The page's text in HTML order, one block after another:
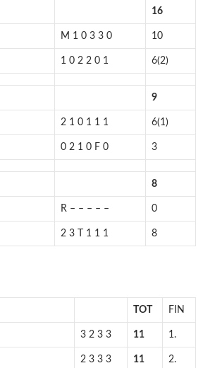
16
M 1 0 3 3 0 10
1 0 2 2 0 1 6(2)
9
2 1 0 1 1 1 6(1)
0 2 1 0 F 0 3
8
R – – – – – 0
2 3 T 1 1 1 8
TOT FIN
3 2 3 3 11 1.
2 3 3 3 11 2.